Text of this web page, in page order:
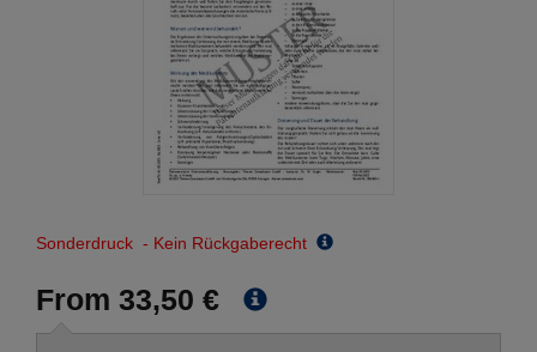
Sonderdruck - Kein Rückgaberecht
From 33,50 €